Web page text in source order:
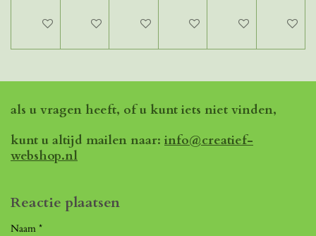
In winkelwagenIn winkelwagenIn winkelwagenIn winkelwagenHoud mij op de
In
als u vragen heeft, of u kunt iets niet vinden,
kunt u altijd mailen naar: info@creatief-
webshop.nl
Reactie plaatsen
Naam *